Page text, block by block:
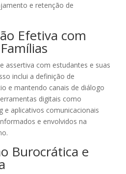
e retenção de
Efetiva com
assertiva com estudantes e suas
inclui a definição de
e mantendo canais de diálogo
digitais como
e aplicativos comunicacionais
e envolvidos na
Burocrática e